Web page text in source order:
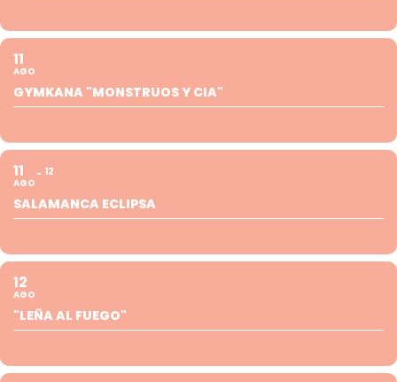
11
AGO
GYMKANA "MONSTRUOS Y CIA"
11
AGO
12
SALAMANCA ECLIPSA
12
AGO
"LEÑA AL FUEGO"